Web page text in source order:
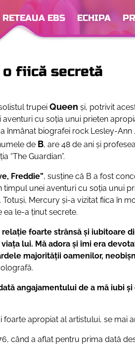
RETEAUA EBS ECHIPA
fiică secretă
trupei Queen şi, potrivit
cu soţia unui prieten
înmânat biografei rock Lesley-Ann
de B, are 48 de ani şi
“The Guardian”.
Freddie”, susține că B a fost
timpul unei aventuri cu soția unui
Totuşi, Mercury și-a vizitat fiica în
le-a ținut secrete.
foarte strânsă și iubitoare
lui. Mă adora și îmi era
majorității oamenilor,
angajamentului de a mă iubi și
apropiat al artistului, se mai
când a aflat pentru prima dată